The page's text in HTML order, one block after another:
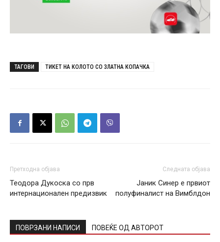
ТАГОВИ ТИКЕТ НА КОЛОТО СО ЗЛАТНА КОПАЧКА
Претходна објава
Теодора Дукоска со прв
интернационален предизвик
Следната објава
Јаник Синер е првиот
полуфиналист на Вимблдон
ПОВРЗАНИ НАПИСИ ПОВЕЌЕ ОД АВТОРОТ